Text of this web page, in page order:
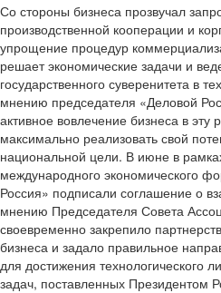
Со стороны бизнеса прозвучал
производственной кооперации и
упрощение процедур
решает экономические задачи и
государственного суверенитета в
мнению председателя «Деловой
активное вовлечение бизнеса в
максимально реализовать свой
национальной цели. В июне в
международного экономического
Россия» подписали соглашение о
мнению Председателя Совета
своевременно закрепило
бизнеса и задало правильное
для достижения технологического
задач, поставленных Президентом